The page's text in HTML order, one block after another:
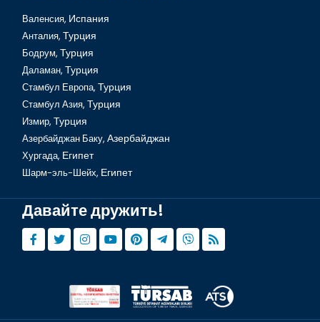
Валенсия, Испания
Анталия, Турция
Бодрум, Турция
Даламан, Турция
Стамбул Европа, Турция
Стамбул Азия, Турция
Измир, Турция
Азербайджан Баку, Азербайджан
Хургада, Египет
Шарм-эль-Шейх, Египет
Давайте дружить!